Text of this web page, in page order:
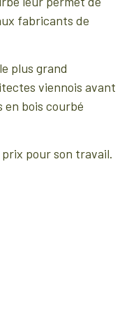
fabricants de
plus grand
viennois avant
bois courbé
pour son travail.